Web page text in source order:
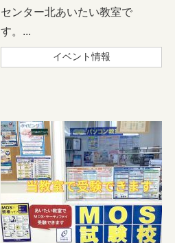
センター北あいたい教室で
す。...
イベント情報